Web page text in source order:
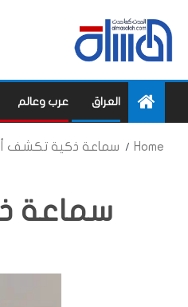
العراق عرب وعالم
Home سماعة ذكية تكشف أمراض
سماعة